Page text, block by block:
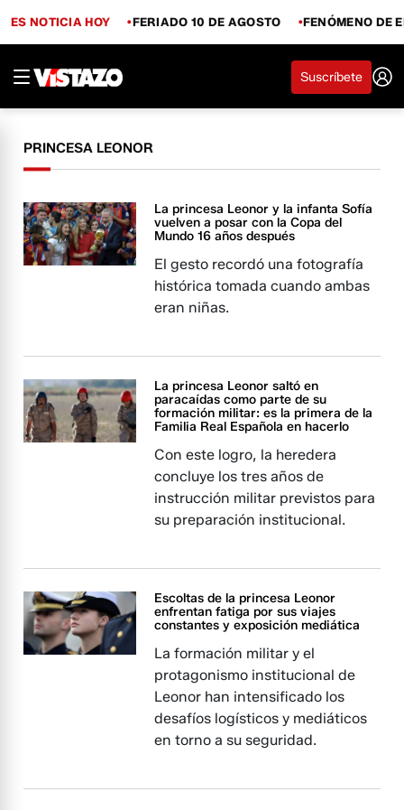
ES NOTICIA HOY FERIADO 10 DE AGOSTO FENÓMENO DE
Suscríbete
PRINCESA LEONOR
La princesa Leonor y la infanta Sofía
vuelven a posar con la Copa del
Mundo 16 años después
El gesto recordó una fotografía
histórica tomada cuando ambas
eran niñas.
La princesa Leonor saltó en
paracaídas como parte de su
formación militar: es la primera de la
Familia Real Española en hacerlo
Con este logro, la heredera
concluye los tres años de
instrucción militar previstos para
su preparación institucional.
Escoltas de la princesa Leonor
enfrentan fatiga por sus viajes
constantes y exposición mediática
La formación militar y el
protagonismo institucional de
Leonor han intensificado los
desafíos logísticos y mediáticos
en torno a su seguridad.